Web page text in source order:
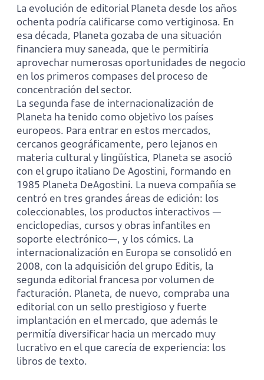
La evolución de editorial Planeta desde los años
ochenta podría calificarse como vertiginosa. En
esa década, Planeta gozaba de una situación
financiera muy saneada, que le permitiría
aprovechar numerosas oportunidades de negocio
en los primeros compases del proceso de
concentración del sector.
La segunda fase de internacionalización de
Planeta ha tenido como objetivo los países
europeos. Para entrar en estos mercados,
cercanos geográficamente, pero lejanos en
materia cultural y lingüística, Planeta se asoció
con el grupo italiano De Agostini, formando en
1985 Planeta DeAgostini. La nueva compañía se
centró en tres grandes áreas de edición: los
coleccionables, los productos interactivos —
enciclopedias, cursos y obras infantiles en
soporte electrónico—, y los cómics. La
internacionalización en Europa se consolidó en
2008, con la adquisición del grupo Editis, la
segunda editorial francesa por volumen de
facturación. Planeta, de nuevo, compraba una
editorial con un sello prestigioso y fuerte
implantación en el mercado, que además le
permitía diversificar hacia un mercado muy
lucrativo en el que carecía de experiencia: los
libros de texto.